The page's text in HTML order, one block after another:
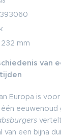
mm
van
Europa is
eeuwenoud
van een bijna